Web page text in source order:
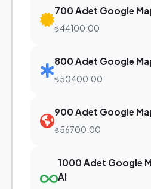
700 Adet Google
₺44100.00
800 Adet Google
₺50400.00
900 Adet Google
₺56700.00
1000 Adet Google
Al